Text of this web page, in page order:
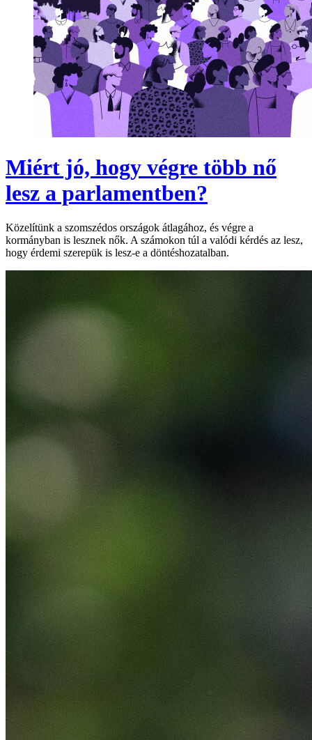
Miért jó, hogy végre több nő
lesz a parlamentben?
Közelítünk a szomszédos országok átlagához, és végre a
kormányban is lesznek nők. A számokon túl a valódi kérdés az lesz,
hogy érdemi szerepük is lesz-e a döntéshozatalban.